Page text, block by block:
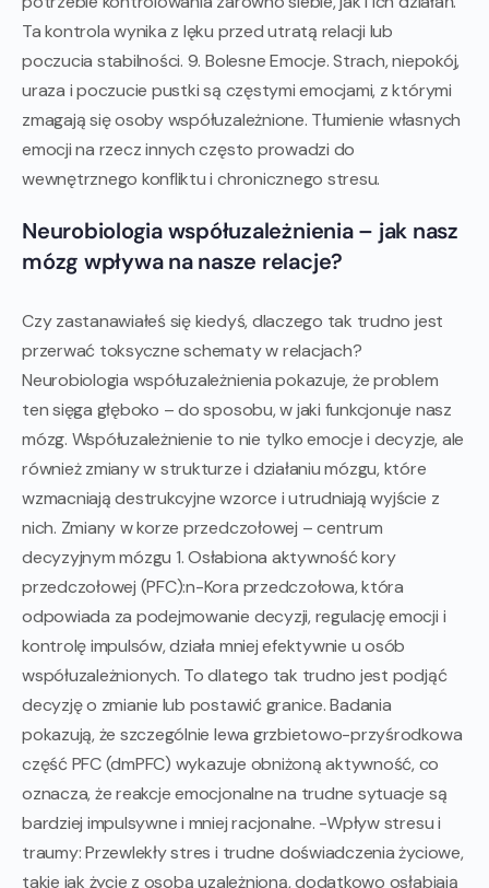
Ta kontrola wynika z lęku przed utratą relacji lub
poczucia stabilności. 9. Bolesne Emocje. Strach, niepokój,
uraza i poczucie pustki są częstymi emocjami, z którymi
zmagają się osoby współuzależnione. Tłumienie własnych
emocji na rzecz innych często prowadzi do
wewnętrznego konfliktu i chronicznego stresu.
Neurobiologia współuzależnienia – jak nasz
mózg wpływa na nasze relacje?
Czy zastanawiałeś się kiedyś, dlaczego tak trudno jest
przerwać toksyczne schematy w relacjach?
Neurobiologia współuzależnienia pokazuje, że problem
ten sięga głęboko – do sposobu, w jaki funkcjonuje nasz
mózg. Współuzależnienie to nie tylko emocje i decyzje, ale
również zmiany w strukturze i działaniu mózgu, które
wzmacniają destrukcyjne wzorce i utrudniają wyjście z
nich. Zmiany w korze przedczołowej – centrum
decyzyjnym mózgu 1. Osłabiona aktywność kory
przedczołowej (PFC):n-Kora przedczołowa, która
odpowiada za podejmowanie decyzji, regulację emocji i
kontrolę impulsów, działa mniej efektywnie u osób
współuzależnionych. To dlatego tak trudno jest podjąć
decyzję o zmianie lub postawić granice. Badania
pokazują, że szczególnie lewa grzbietowo-przyśrodkowa
część PFC (dmPFC) wykazuje obniżoną aktywność, co
oznacza, że reakcje emocjonalne na trudne sytuacje są
bardziej impulsywne i mniej racjonalne. -Wpływ stresu i
traumy: Przewlekły stres i trudne doświadczenia życiowe,
takie jak życie z osobą uzależnioną, dodatkowo osłabiają